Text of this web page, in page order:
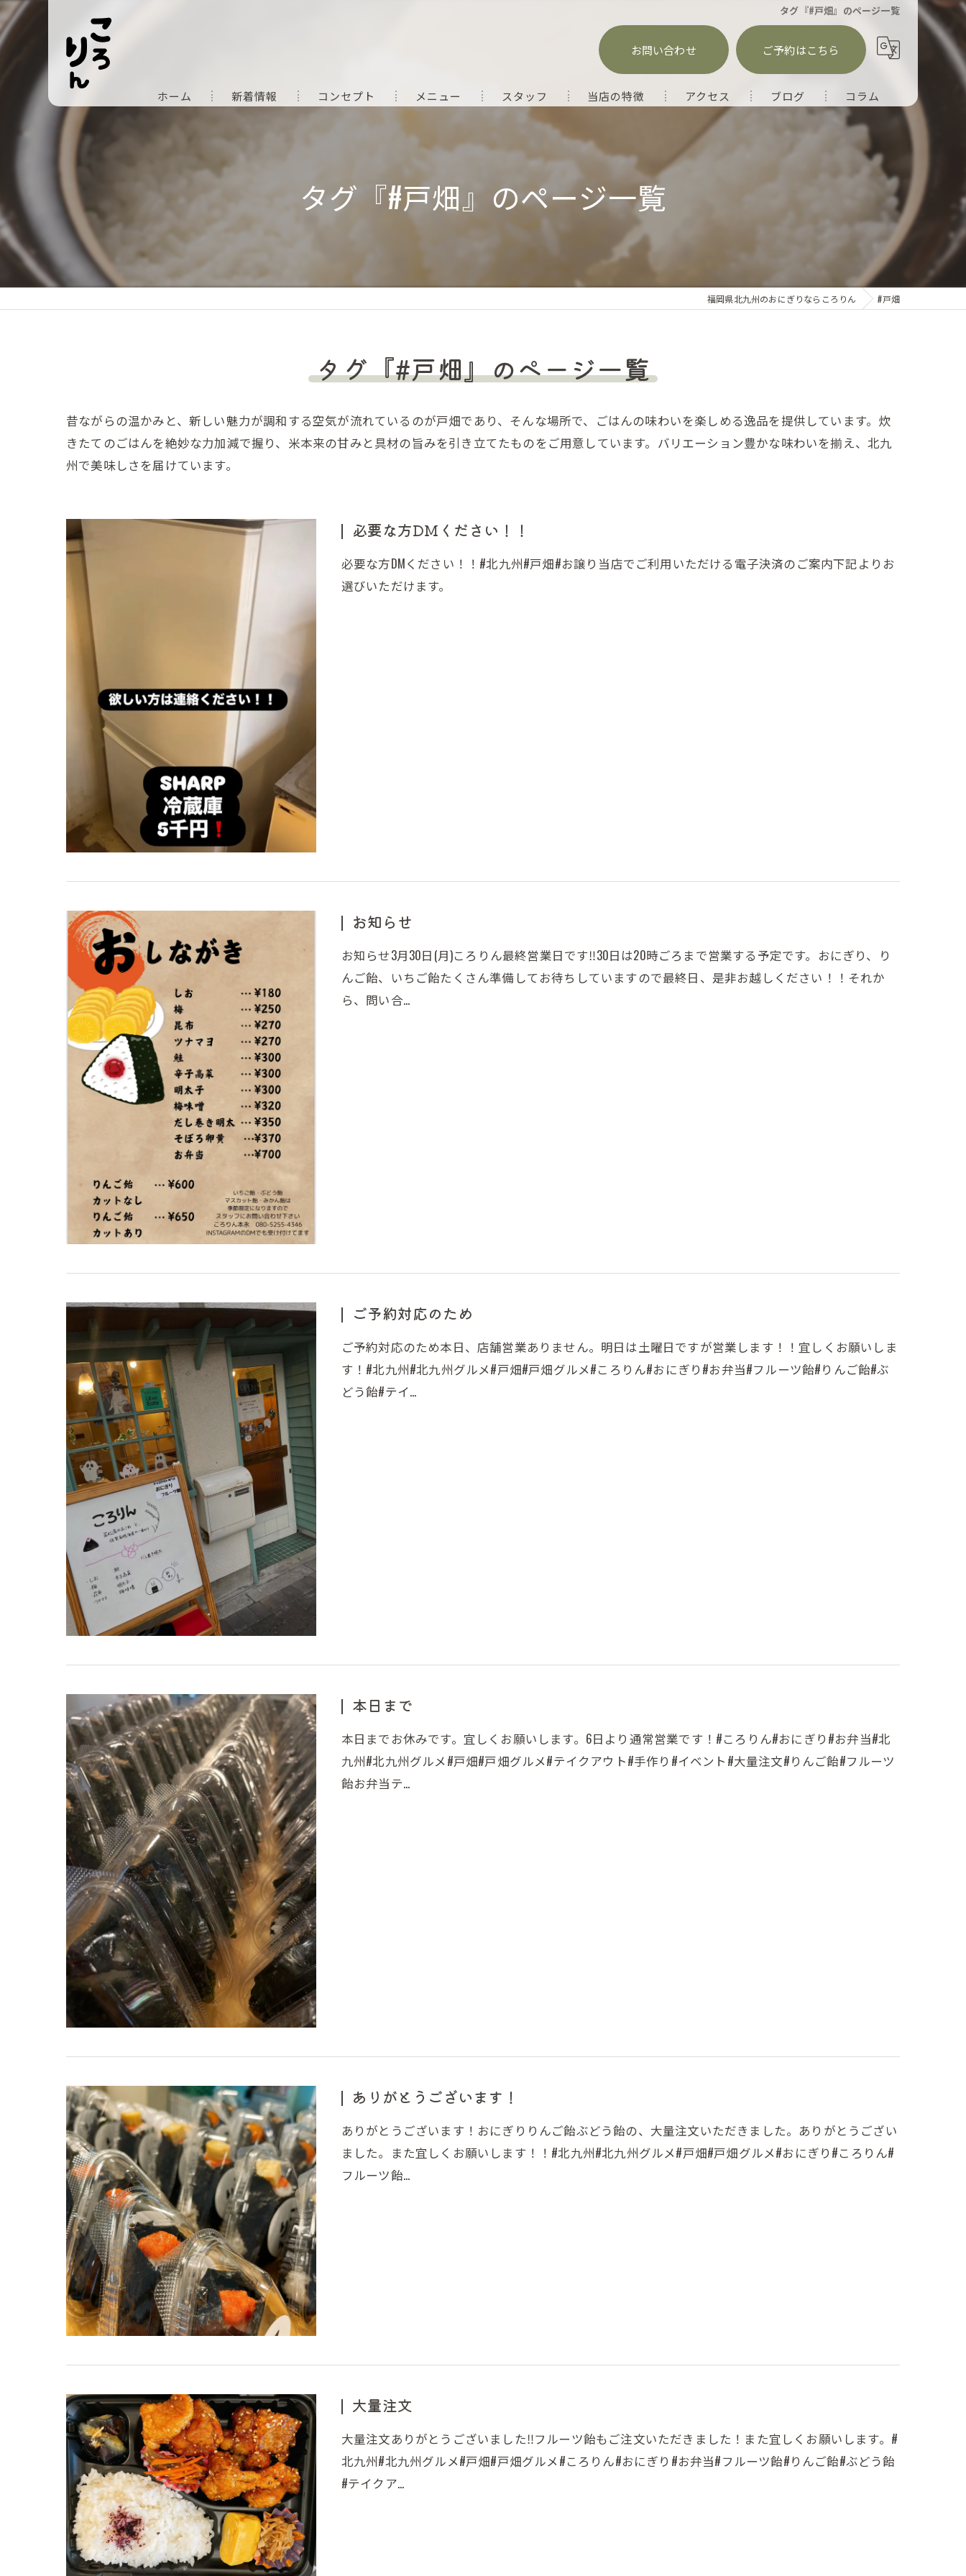
タグ『#戸畑』のページ一覧
お問い合わせ ご予約はこちら
ホーム 新着情報 コンセプト メニュー スタッフ 当店の特徴
テイクアウト
フルーツ飴
アクセス ブログ コラム
タグ『#戸畑』のページ一覧
福岡県北九州のおにぎりならころりん #戸畑
タグ『#戸畑』のページ一覧
昔ながらの温かみと、新しい魅力が調和する空気が流れているのが戸畑であり、そんな場所で、ごはんの味わいを楽しめる逸品を提供しています。炊
きたてのごはんを絶妙な力加減で握り、米本来の甘みと具材の旨みを引き立てたものをご用意しています。バリエーション豊かな味わいを揃え、北九
州で美味しさを届けています。
必要な方DMください！！
必要な方DMください！！#北九州#戸畑#お譲り当店でご利用いただける電子決済のご案内下記よりお
選びいただけます。
お知らせ
お知らせ3月30日(月)ころりん最終営業日です‼︎30日は20時ごろまで営業する予定です。おにぎり、り
んご飴、いちご飴たくさん準備してお待ちしていますので最終日、是非お越しください！！それか
ら、問い合…
ご予約対応のため
ご予約対応のため本日、店舗営業ありません。明日は土曜日ですが営業します！！宜しくお願いしま
す！#北九州#北九州グルメ#戸畑#戸畑グルメ#ころりん#おにぎり#お弁当#フルーツ飴#りんご飴#ぶ
どう飴#テイ…
本日まで
本日までお休みです。宜しくお願いします。6日より通常営業です！#ころりん#おにぎり#お弁当#北
九州#北九州グルメ#戸畑#戸畑グルメ#テイクアウト#手作り#イベント#大量注文#りんご飴#フルーツ
飴お弁当テ…
ありがとうございます！
ありがとうございます！おにぎりりんご飴ぶどう飴の、大量注文いただきました。ありがとうござい
ました。また宜しくお願いします！！#北九州#北九州グルメ#戸畑#戸畑グルメ#おにぎり#ころりん#
フルーツ飴…
大量注文
大量注文ありがとうございました‼︎フルーツ飴もご注文いただきました！また宜しくお願いします。#
北九州#北九州グルメ#戸畑#戸畑グルメ#ころりん#おにぎり#お弁当#フルーツ飴#りんご飴#ぶどう飴
#テイクア…